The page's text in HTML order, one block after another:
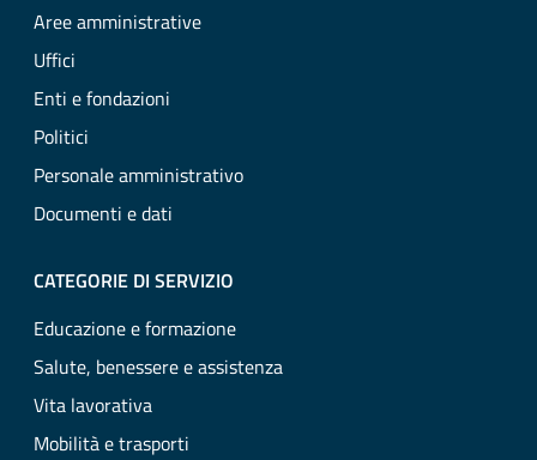
Aree amministrative
Uffici
Enti e fondazioni
Politici
Personale amministrativo
Documenti e dati
CATEGORIE DI SERVIZIO
Educazione e formazione
Salute, benessere e assistenza
Vita lavorativa
Mobilità e trasporti